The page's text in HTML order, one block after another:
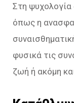
Στη ψυχολογία
όπως η
φυσικά τις
ζωή ή ακόμη